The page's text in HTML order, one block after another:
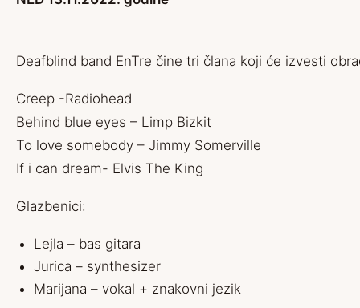
Deafblind band EnTre čine tri člana koji će izvesti
Creep -Radiohead
Behind blue eyes – Limp Bizkit
To love somebody – Jimmy Somerville
If i can dream- Elvis The King
Glazbenici:
Lejla – bas gitara
Jurica – synthesizer
Marijana – vokal + znakovni jezik